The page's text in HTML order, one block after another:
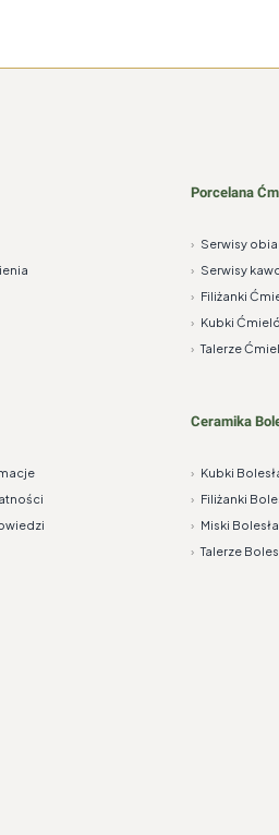
Porcelana
› Serwisy
› Serwisy
› Filiżanki
› Kubki
› Talerze
Ceramika
› Kubki
› Filiżanki
› Miski
› Talerze